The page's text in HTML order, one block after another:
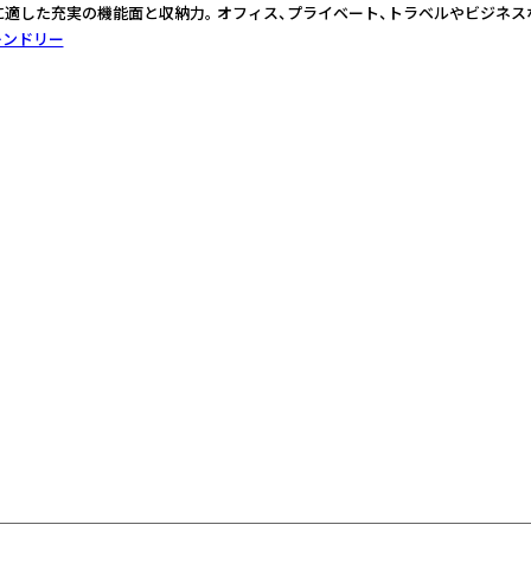
した充実の機能面と収納力。 オフィス、プライベート、トラベルやビジネ
ドリー